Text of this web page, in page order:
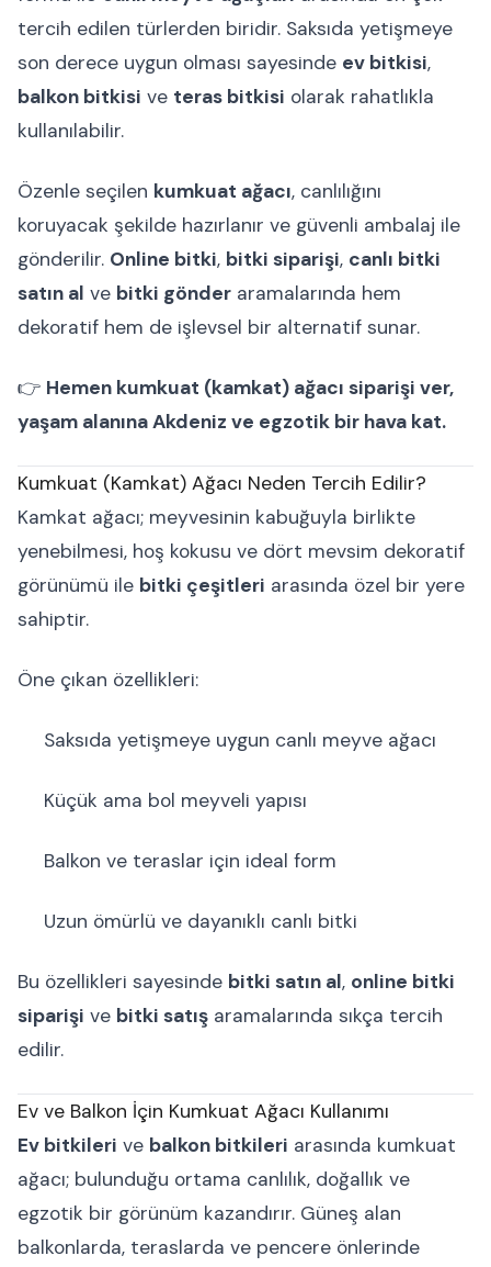
tercih edilen türlerden biridir. Saksıda yetişmeye
son derece uygun olması sayesinde ev bitkisi,
balkon bitkisi ve teras bitkisi olarak rahatlıkla
kullanılabilir.
Özenle seçilen kumkuat ağacı, canlılığını
koruyacak şekilde hazırlanır ve güvenli ambalaj ile
gönderilir. Online bitki, bitki siparişi, canlı bitki
satın al ve bitki gönder aramalarında hem
dekoratif hem de işlevsel bir alternatif sunar.
👉 Hemen kumkuat (kamkat) ağacı siparişi ver,
yaşam alanına Akdeniz ve egzotik bir hava kat.
Kumkuat (Kamkat) Ağacı Neden Tercih Edilir?
Kamkat ağacı; meyvesinin kabuğuyla birlikte
yenebilmesi, hoş kokusu ve dört mevsim dekoratif
görünümü ile bitki çeşitleri arasında özel bir yere
sahiptir.
Öne çıkan özellikleri:
Saksıda yetişmeye uygun canlı meyve ağacı
Küçük ama bol meyveli yapısı
Balkon ve teraslar için ideal form
Uzun ömürlü ve dayanıklı canlı bitki
Bu özellikleri sayesinde bitki satın al, online bitki
siparişi ve bitki satış aramalarında sıkça tercih
edilir.
Ev ve Balkon İçin Kumkuat Ağacı Kullanımı
Ev bitkileri ve balkon bitkileri arasında kumkuat
ağacı; bulunduğu ortama canlılık, doğallık ve
egzotik bir görünüm kazandırır. Güneş alan
balkonlarda, teraslarda ve pencere önlerinde